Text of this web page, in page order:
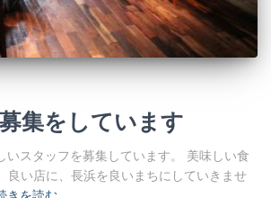
集をしています
いスタッフを募集しています。 美味しい食
良い店に、長浜を良いまちにしていきませ